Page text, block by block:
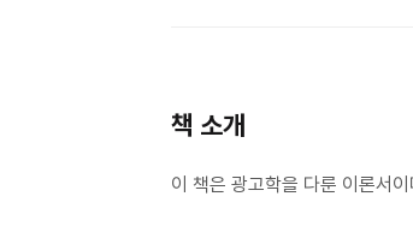
책 소개
이 책은 광고학을 다룬 이론서